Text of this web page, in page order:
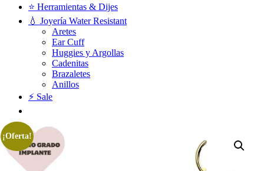
⭐ Herramientas & Dijes
💧 Joyería Water Resistant
Aretes
Ear Cuff
Huggies y Argollas
Cadenitas
Brazaletes
Anillos
⚡ Sale
¡Oferta!